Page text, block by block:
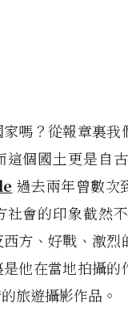
嗎？從報章裏
這個國土更是自
過去兩年曾數次
社會的印象截然
方、好戰、激
他在當地拍攝
旅遊攝影作品。